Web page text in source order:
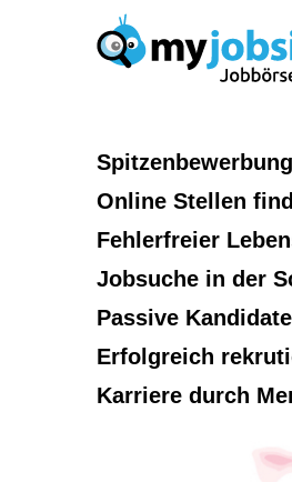
Spitzenbewerbung
Online Stellen
Fehlerfreier
Jobsuche in der
Passive
Erfolgreich
Karriere durch